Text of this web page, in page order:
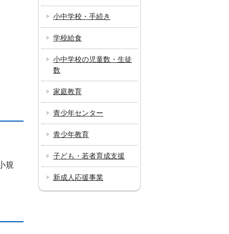
規
小中学校・手続き
学校給食
小中学校の児童数・生徒
数
家庭教育
青少年センター
青少年教育
子ども・若者育成支援
新成人応援事業